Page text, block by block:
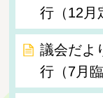
行（12月
議会だよ
行（7月